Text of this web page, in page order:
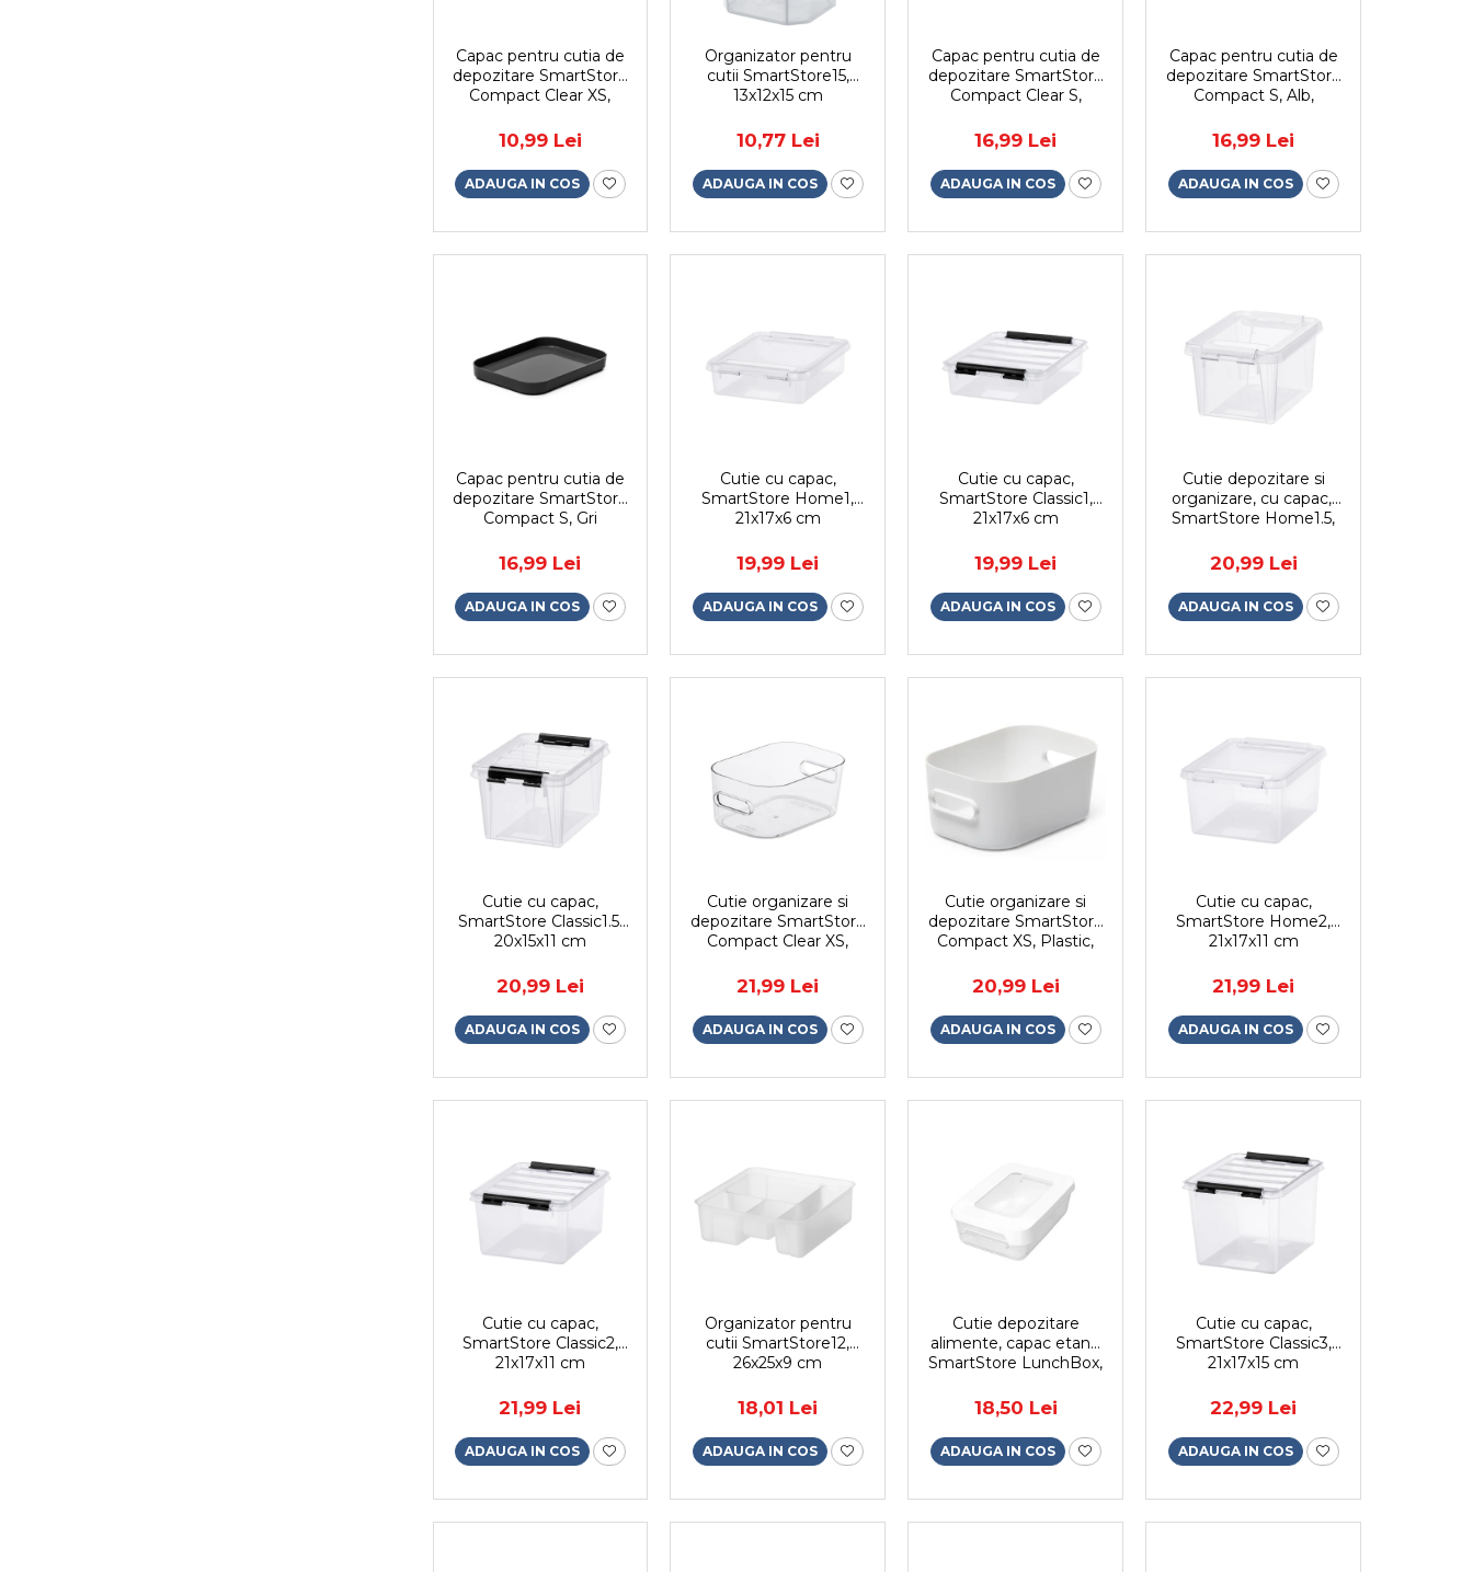
Capac pentru cutia de
depozitare SmartStore
Compact Clear XS,
2 cm
10,99 Lei
ADAUGA IN COS
Organizator pentru
cutii SmartStore15,
13x12x15 cm
10,77 Lei
ADAUGA IN COS
Capac pentru cutia de
depozitare SmartStore
Compact Clear S,
16,99 Lei
ADAUGA IN COS
Capac pentru cutia de
depozitare SmartStore
Compact S, Alb,
16,99 Lei
ADAUGA IN COS
Capac pentru cutia de
depozitare SmartStore
Compact S, Gri
cm
16,99 Lei
ADAUGA IN COS
Cutie cu capac,
SmartStore Home1,
21x17x6 cm
19,99 Lei
ADAUGA IN COS
Cutie cu capac,
SmartStore Classic1,
21x17x6 cm
19,99 Lei
ADAUGA IN COS
Cutie depozitare si
organizare, cu capac,,
SmartStore Home1.5,
20,99 Lei
ADAUGA IN COS
Cutie cu capac,
SmartStore Classic1.5,
20x15x11 cm
20,99 Lei
ADAUGA IN COS
Cutie organizare si
depozitare SmartStore
Compact Clear XS,
L, 14.5x9x6 cm
21,99 Lei
ADAUGA IN COS
Cutie organizare si
depozitare SmartStore
Compact XS, Plastic,
20,99 Lei
ADAUGA IN COS
Cutie cu capac,
SmartStore Home2,
21x17x11 cm
21,99 Lei
ADAUGA IN COS
Cutie cu capac,
SmartStore Classic2,
21x17x11 cm
21,99 Lei
ADAUGA IN COS
Organizator pentru
cutii SmartStore12,
26x25x9 cm
18,01 Lei
ADAUGA IN COS
Cutie depozitare
alimente, capac etans,
SmartStore LunchBox,
BPA, transparenta, 0.3L
18,50 Lei
ADAUGA IN COS
Cutie cu capac,
SmartStore Classic3,
21x17x15 cm
22,99 Lei
ADAUGA IN COS